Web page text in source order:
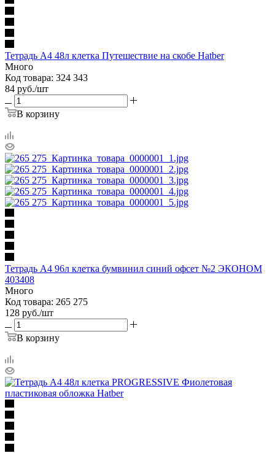
Тетрадь А4 48л клетка Путешествие на скобе Hatber
Много
Код товара: 324 343
84 руб./шт
В корзину
Тетрадь А4 96л клетка бумвинил синий офсет №2 ЭКОНОМ
403408
Много
Код товара: 265 275
128 руб./шт
В корзину